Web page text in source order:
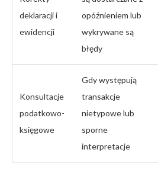
deklaracji i
ewidencji
opóźnieniem lub
wykrywane są
błędy
Konsultacje
podatkowo-
księgowe
Gdy występują
transakcje
nietypowe lub
sporne
interpretacje